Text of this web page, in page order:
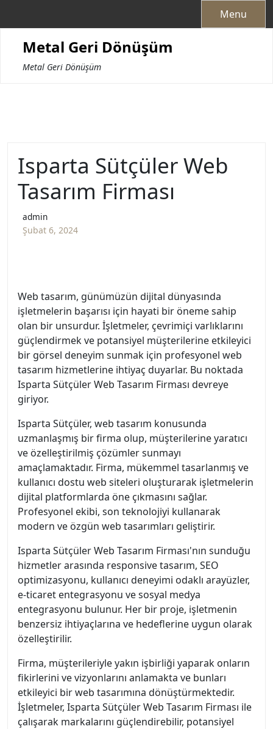
Menu
Metal Geri Dönüşüm
Metal Geri Dönüşüm
Isparta Sütçüler Web
Tasarım Firması
admin
Şubat 6, 2024
Web tasarım, günümüzün dijital dünyasında
işletmelerin başarısı için hayati bir öneme sahip
olan bir unsurdur. İşletmeler, çevrimiçi varlıklarını
güçlendirmek ve potansiyel müşterilerine etkileyici
bir görsel deneyim sunmak için profesyonel web
tasarım hizmetlerine ihtiyaç duyarlar. Bu noktada
Isparta Sütçüler Web Tasarım Firması devreye
giriyor.
Isparta Sütçüler, web tasarım konusunda
uzmanlaşmış bir firma olup, müşterilerine yaratıcı
ve özelleştirilmiş çözümler sunmayı
amaçlamaktadır. Firma, mükemmel tasarlanmış ve
kullanıcı dostu web siteleri oluşturarak işletmelerin
dijital platformlarda öne çıkmasını sağlar.
Profesyonel ekibi, son teknolojiyi kullanarak
modern ve özgün web tasarımları geliştirir.
Isparta Sütçüler Web Tasarım Firması'nın sunduğu
hizmetler arasında responsive tasarım, SEO
optimizasyonu, kullanıcı deneyimi odaklı arayüzler,
e-ticaret entegrasyonu ve sosyal medya
entegrasyonu bulunur. Her bir proje, işletmenin
benzersiz ihtiyaçlarına ve hedeflerine uygun olarak
özelleştirilir.
Firma, müşterileriyle yakın işbirliği yaparak onların
fikirlerini ve vizyonlarını anlamakta ve bunları
etkileyici bir web tasarımına dönüştürmektedir.
İşletmeler, Isparta Sütçüler Web Tasarım Firması ile
çalışarak markalarını güçlendirebilir, potansiyel